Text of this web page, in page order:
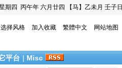
期四 丙午年 六月廿四 【马】乙未月 壬子日
选择风格 加入收藏 繁體中文 网站地图
平台 | Misc